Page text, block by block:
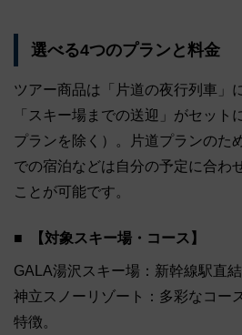
選べる4つのプランと料金
ツアー商品は「片道の夜行列車」
「スキー場までの送迎」がセット
プランを除く）。片道プランのた
での宿泊などは自分の予定に合わ
ことが可能です。
【対象スキー場・コース】
GALA湯沢スキー場：新幹線駅直
神立スノーリゾート：多彩なコー
特徴。